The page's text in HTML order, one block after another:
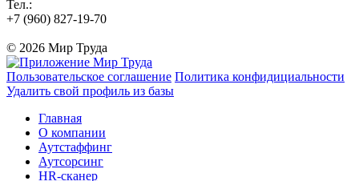
Тел.:
+7 (960) 827-19-70
© 2026 Мир Труда
Пользовательское соглашение Политика конфидициальности
Удалить свой профиль из базы
Главная
О компании
Аутстаффинг
Аутсорсинг
HR-сканер